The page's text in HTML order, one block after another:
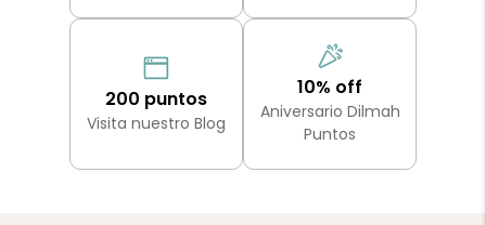
200 puntos
Visita nuestro Blog
10% off
Aniversario Dilmah
Puntos